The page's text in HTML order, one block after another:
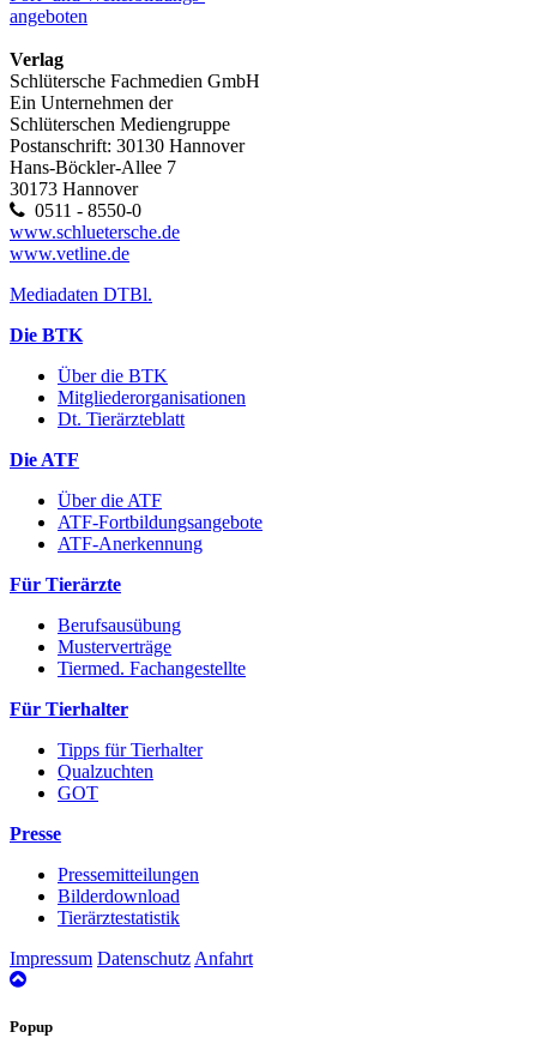
angeboten
Verlag
Schlütersche Fachmedien GmbH
Ein Unternehmen der
Schlüterschen Mediengruppe
Postanschrift: 30130 Hannover
Hans-Böckler-Allee 7
30173 Hannover
0511 - 8550-0
www.schluetersche.de
www.vetline.de
Mediadaten DTBl.
Die BTK
Über die BTK
Mitgliederorganisationen
Dt. Tierärzteblatt
Die ATF
Über die ATF
ATF-Fortbildungsangebote
ATF-Anerkennung
Für Tierärzte
Berufsausübung
Musterverträge
Tiermed. Fachangestellte
Für Tierhalter
Tipps für Tierhalter
Qualzuchten
GOT
Presse
Pressemitteilungen
Bilderdownload
Tierärztestatistik
Impressum Datenschutz Anfahrt
nach
Popup